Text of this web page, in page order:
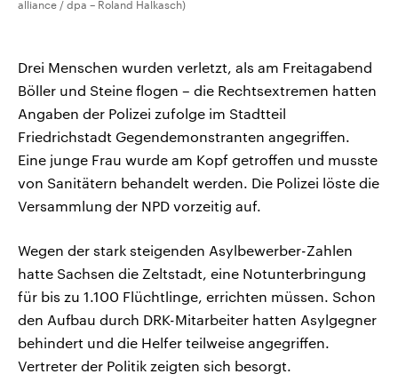
alliance / dpa – Roland Halkasch)
Drei Menschen wurden verletzt, als am Freitagabend
Böller und Steine flogen – die Rechtsextremen hatten
Angaben der Polizei zufolge im Stadtteil
Friedrichstadt Gegendemonstranten angegriffen.
Eine junge Frau wurde am Kopf getroffen und musste
von Sanitätern behandelt werden. Die Polizei löste die
Versammlung der NPD vorzeitig auf.
Wegen der stark steigenden Asylbewerber-Zahlen
hatte Sachsen die Zeltstadt, eine Notunterbringung
für bis zu 1.100 Flüchtlinge, errichten müssen. Schon
den Aufbau durch DRK-Mitarbeiter hatten Asylgegner
behindert und die Helfer teilweise angegriffen.
Vertreter der Politik zeigten sich besorgt.